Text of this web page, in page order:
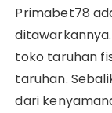
Primabet78
toko taruhan
taruhan.
dari